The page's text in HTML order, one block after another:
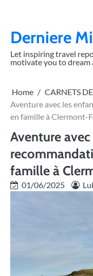
contentDerniere
Let inspiring travel
motivate you to dream
Home
CARNETS
Aventure avec les
en famille à Clermont-
Aventure
famille à
01/06/2025